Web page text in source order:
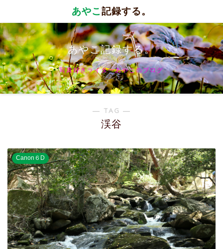
あやこ記録する。
あやこ記録する。
写真好きライターあやこのブログ
― TAG ―
渓谷
Canon６D